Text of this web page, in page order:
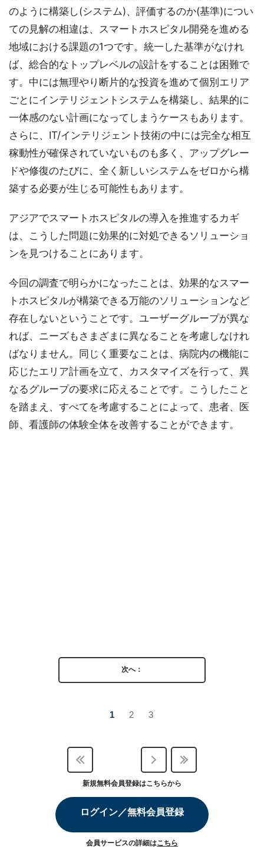
のように構築し(システム)、評価するのか(基準)につい
ての見解の相違は、スマートホスピタル開発を進める
地域における課題の1つです。統一した基準がなけれ
ば、総合的なトップレベルの設計をすることは困難で
す。中には無理やり断片的な投資を進めて個別エリア
ごとにインテリジェントシステムを構築し、結果的に
一体感のない計画になってしまうケースもあります。
さらに、IT/インテリジェント技術の中には完全な相互
稼動性が確保されていないものも多く、アップグレー
ドや修復のたびに、全く新しいシステムをゼロから構
築する必要が生じる可能性もあります。
アジアでスマートホスピタルの導入を推進するカギ
は、こうした問題に効果的に対処できるソリューショ
ンを見つけることにあります。
今回の調査で明らかになったことは、効果的なスマー
トホスピタルが構築できる万能のソリューションなど
存在しないということです。ユーザーグループが異な
れば、ニーズもさまざまに異なることを考慮しなけれ
ばなりません。同じく重要なことは、病院内の機能に
応じたエリア計画を立て、カスタマイズを行って、異
なるグループの要求に応えることです。こうしたこと
を踏まえ、すべてを考慮することによって、患者、医
師、看護師の体験全体を改善することができます。
次へ：
1 2 3
新規無料会員登録はこちらから
ログイン／無料会員登録
会員サービスの詳細はこちら